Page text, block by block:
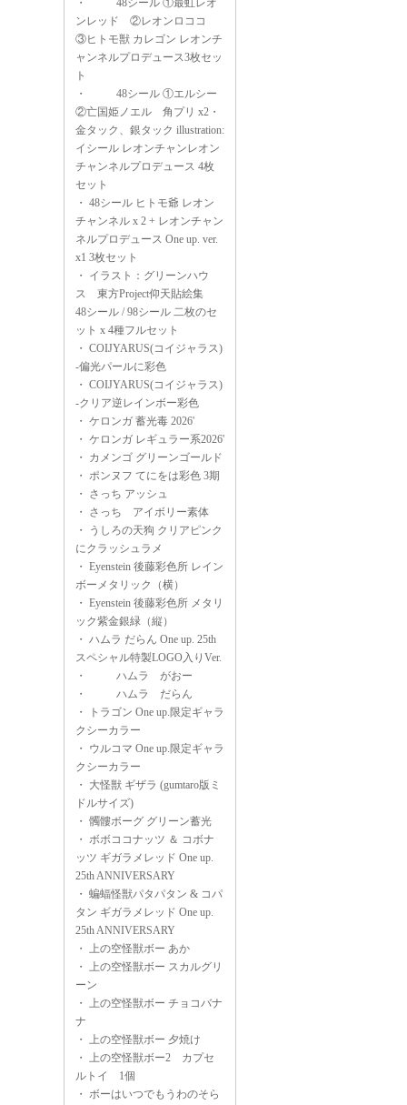
・
48シール ①最虹レオ
ンレッド ②レオンロココ
③ヒトモ獣 カレゴン レオンチ
ャンネルプロデュース3枚セッ
ト
・
48シール ①エルシー
②亡国姫ノエル 角プリ x2・
金タック、銀タック illustration:
イシール レオンチャンレオン
チャンネルプロデュース 4枚
セット
・ 48シール ヒトモ爺 レオン
チャンネル x 2 + レオンチャン
ネルプロデュース One up. ver.
x1 3枚セット
・ イラスト：グリーンハウ
ス 東方Project仰天貼絵集
48シール / 98シール 二枚のセ
ット x 4種フルセット
・ COIJYARUS(コイジャラス)
-偏光パールに彩色
・ COIJYARUS(コイジャラス)
-クリア逆レインボー彩色
・ ケロンガ 蓄光毒 2026'
・ ケロンガ レギュラー系2026'
・ カメンゴ グリーンゴールド
・ ポンヌフ てにをは彩色 3期
・ さっち アッシュ
・ さっち アイボリー素体
・
うしろの天狗 クリアピンク
にクラッシュラメ
・ Eyenstein 後藤彩色所 レイン
ボーメタリック（横）
・ Eyenstein 後藤彩色所 メタリ
ック紫金銀緑（縦）
・ ハムラ だらん One up. 25th
スペシャル特製LOGO入りVer.
・
ハムラ がおー
・
ハムラ だらん
・
トラゴン One up.限定ギャラ
クシーカラー
・ ウルコマ One up.限定ギャラ
クシーカラー
・ 大怪獣 ギザラ (gumtaro版ミ
ドルサイズ)
・ 髑髏ボーグ グリーン蓄光
・ ボボココナッツ ＆ コボナ
ッツ ギガラメレッド One up.
25th ANNIVERSARY
・ 蝙蝠怪獣パタパタン & コパ
タン ギガラメレッド One up.
25th ANNIVERSARY
・ 上の空怪獣ボー あか
・ 上の空怪獣ボー スカルグリ
ーン
・ 上の空怪獣ボー チョコバナ
ナ
・ 上の空怪獣ボー 夕焼け
・ 上の空怪獣ボー2 カプセ
ルトイ 1個
・ ボーはいつでもうわのそら